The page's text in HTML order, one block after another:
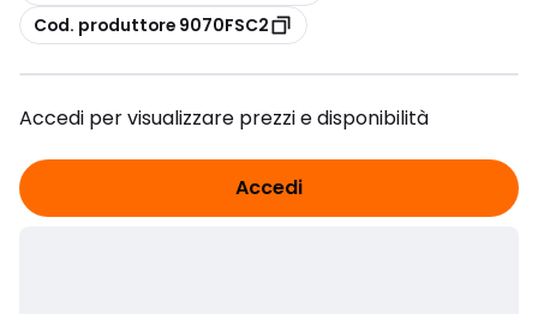
copia
Cod. produttore 9070FSC2
Accedi per visualizzare prezzi e disponibilità
Accedi